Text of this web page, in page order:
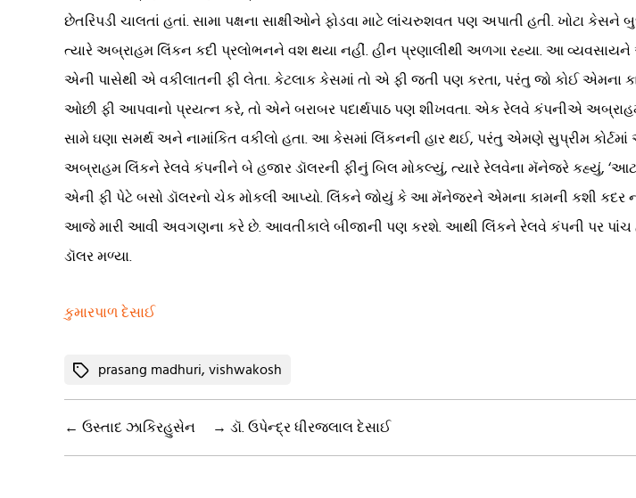
છેતરિંપડી ચાલતાં હતાં. સામા પક્ષના સાક્ષીઓને ફોડવા માટે લાંચરુશવત પણ અપાતી હતી. ખોટા
ત્યારે અબ્રાહમ લિંકન કદી પ્રલોભનને વશ થયા નહીં. હીન પ્રણાલીથી અળગા રહ્યા. આ વ્યવસાયને
એની પાસેથી એ વકીલાતની ફી લેતા. કેટલાક કેસમાં તો એ ફી જતી પણ કરતા, પરંતુ જો કોઈ
ઓછી ફી આપવાનો પ્રયત્ન કરે, તો એને બરાબર પદાર્થપાઠ પણ શીખવતા. એક રેલવે કંપનીએ અબ્રાહમ
સામે ઘણા સમર્થ અને નામાંકિત વકીલો હતા. આ કેસમાં લિંકનની હાર થઈ, પરંતુ એમણે સુપ્રીમ
અબ્રાહમ લિંકને રેલવે કંપનીને બે હજાર ડૉલરની ફીનું બિલ મોકલ્યું, ત્યારે રેલવેના મૅનેજરે કહ્યું,
એની ફી પેટે બસો ડૉલરનો ચેક મોકલી આપ્યો. લિંકને જોયું કે આ મૅનેજરને એમના કામની કશી કદર
આજે મારી આવી અવગણના કરે છે. આવતીકાલે બીજાની પણ કરશે. આથી લિંકને રેલવે કંપની પર પાંચ
ડૉલર મળ્યા.
કુમારપાળ દેસાઈ
Tagsprasang madhuri, vishwakosh
← ઉસ્તાદ ઝાકિરહુસેન → ડૉ. ઉપેન્દ્ર ધીરજલાલ દેસાઈ